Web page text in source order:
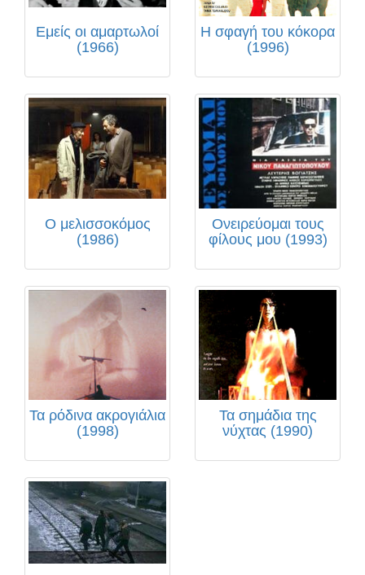
Εμείς οι αμαρτωλοί
(1966)
Η σφαγή του κόκορα
(1996)
Ο μελισσοκόμος
(1986)
Ονειρεύομαι τους
φίλους μου (1993)
Τα ρόδινα ακρογιάλια
(1998)
Τα σημάδια της
νύχτας (1990)